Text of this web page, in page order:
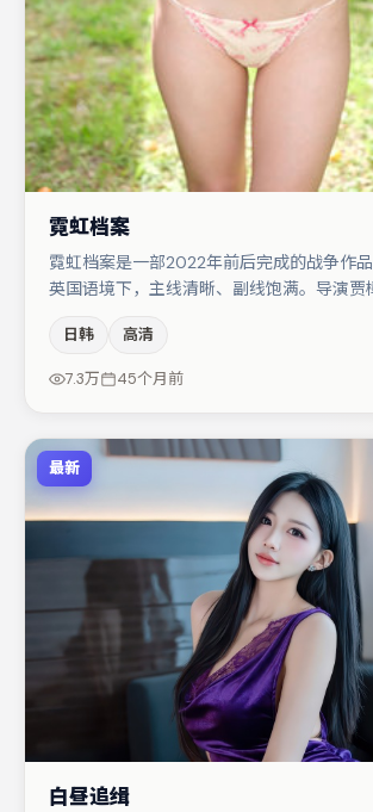
霓虹档案
霓虹档案是一部2022年前后完成的战争作
英国语境下，主线清晰、副线饱满。导演贾
包括周冬雨、白宇、王千源等，角色动机前
欢抠台词与伏笔的观众。整体完成度较高，
日韩 高清
7.3万 45个月前
最新
白昼追缉